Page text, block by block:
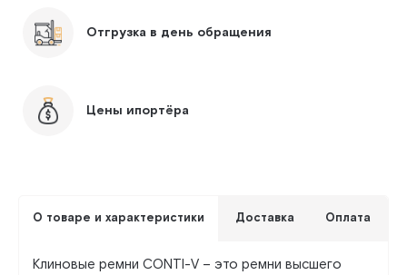
Отгрузка в день обращения
Цены ипортёра
О товаре и характеристики Доставка Оплата
Клиновые ремни CONTI-V – это ремни высшего